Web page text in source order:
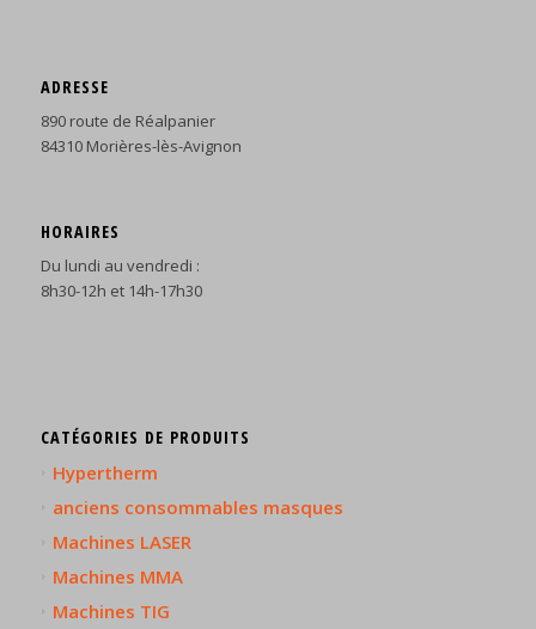
ADRESSE
890 route de Réalpanier
84310 Morières-lès-Avignon
HORAIRES
Du lundi au vendredi :
8h30-12h et 14h-17h30
CATÉGORIES DE PRODUITS
Hypertherm
anciens consommables masques
Machines LASER
Machines MMA
Machines TIG